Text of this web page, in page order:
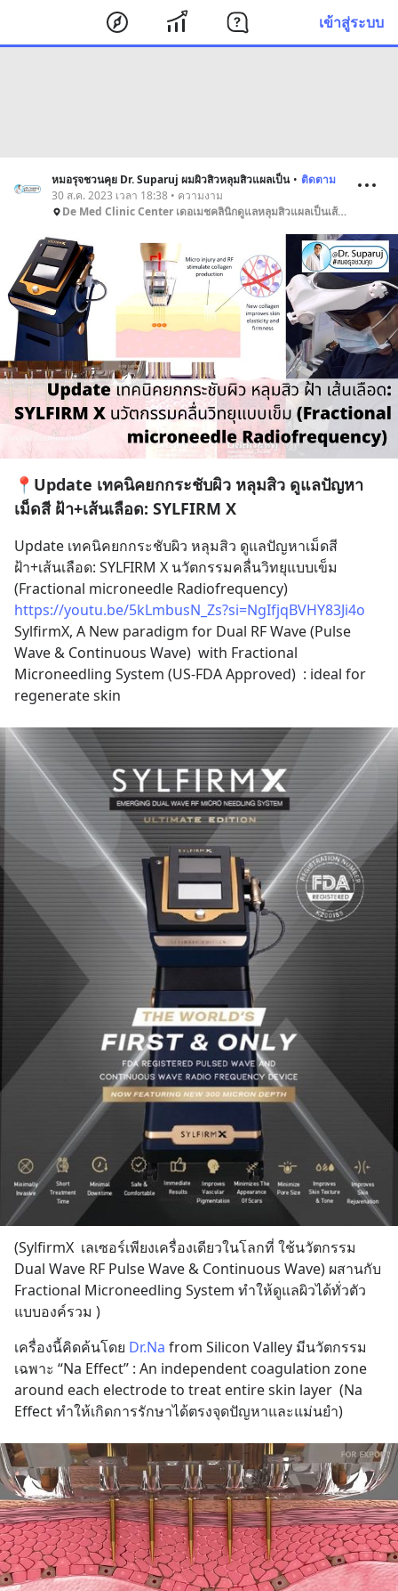
เข้าสู่ระบบ
หมอรุจชวนคุย Dr. Suparuj ผมผิวสิวหลุมสิวแผลเป็น • ติดตาม
30 ส.ค. 2023 เวลา 18:38 • ความงาม
De Med Clinic Center เดอเมชคลินิกดูแลหลุมสิวแผลเป็นเส้นผมสิวเลเซอร์ ด้วยนวัตกรรม
📍Update เทคนิคยกกระชับผิว หลุมสิว ดูแลปัญหา
เม็ดสี ฝ้า+เส้นเลือด: SYLFIRM X
Update เทคนิคยกกระชับผิว หลุมสิว ดูแลปัญหาเม็ดสี
ฝ้า+เส้นเลือด: SYLFIRM X นวัตกรรมคลื่นวิทยุแบบเข็ม
https://youtu.be/5kLmbusN_Zs?si=NgIfjqBVHY83Ji4o
SylfirmX, A New paradigm for Dual RF Wave (Pulse
Wave & Continuous Wave)  with Fractional
Microneedling System (US-FDA Approved)  : ideal for
regenerate skin
(SylfirmX  เลเซอร์เพียงเครื่องเดียวในโลกที่ ใช้นวัตกรรม
Dual Wave RF Pulse Wave & Continuous Wave) ผสานกับ
Fractional Microneedling System ทำให้ดูแลผิวได้ทั่วตัว
แบบองค์รวม )
เครื่องนี้คิดค้นโดย Dr.Na from Silicon Valley มีนวัตกรรม
เฉพาะ “Na Effect” : An independent coagulation zone
around each electrode to treat entire skin layer  (Na
Effect ทำให้เกิดการรักษาได้ตรงจุดปัญหาและแม่นยำ)